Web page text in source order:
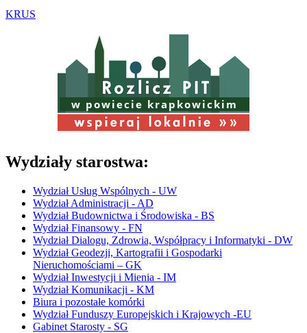
KRUS
w powiecie krapkowickim
Wydziały starostwa:
Wydział Usług Wspólnych - UW
Wydział Administracji - AD
Wydział Budownictwa i Środowiska - BS
Wydział Finansowy - FN
Wydział Dialogu, Zdrowia, Współpracy i Informatyki - DW
Wydział Geodezji, Kartografii i Gospodarki
Nieruchomościami – GK
Wydział Inwestycji i Mienia - IM
Wydział Komunikacji - KM
Biura i pozostałe komórki
Wydział Funduszy Europejskich i Krajowych -EU
Gabinet Starosty - SG